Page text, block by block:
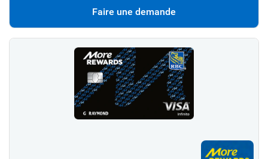
Faire une demande